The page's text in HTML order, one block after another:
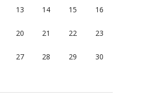
13 14 15 16
20 21 22 23
27 28 29 30